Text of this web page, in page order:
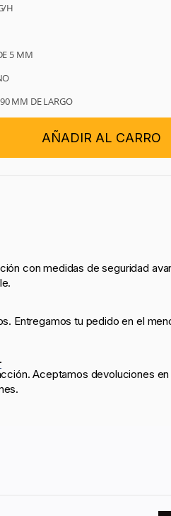
H
5 MM
MM DE LARGO
AÑADIR AL CARRO
con medidas de seguridad
Entregamos tu pedido en el
Aceptamos devoluciones